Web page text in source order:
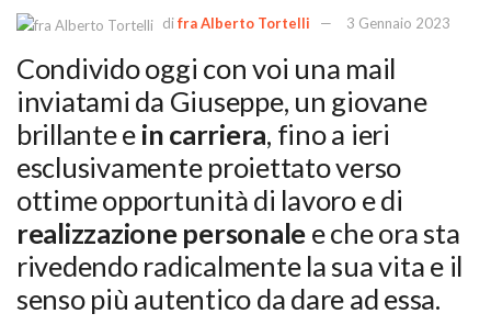
difra Alberto Tortelli 3 Gennaio 2023
Condivido oggi con voi una mail
inviatami da Giuseppe, un giovane
brillante e in carriera, fino a ieri
esclusivamente proiettato verso
ottime opportunità di lavoro e di
realizzazione personale e che ora sta
rivedendo radicalmente la sua vita e il
senso più autentico da dare ad essa.